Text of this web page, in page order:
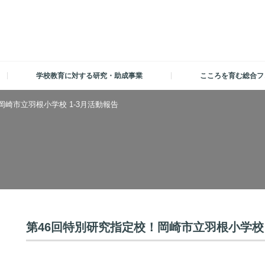
学校教育に対する研究・助成事業 こころを育む総合
崎市立羽根小学校 1-3月活動報告
第46回特別研究指定校！岡崎市立羽根小学